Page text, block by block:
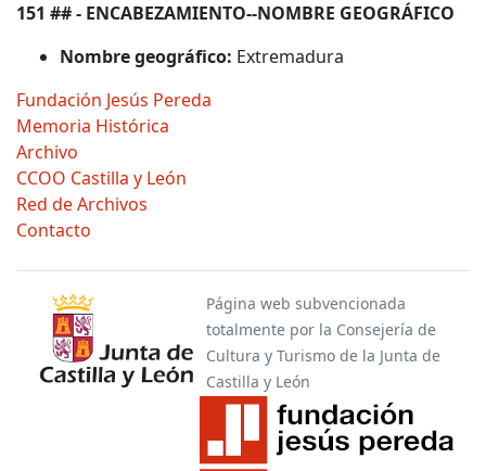
Fundación Jesús Pereda
Memoria Histórica
Archivo
CCOO Castilla y León
Red de Archivos
Contacto
151 ## - ENCABEZAMIENTO--NOMBRE GEOGRÁFICO
Nombre geográfico: Extremadura
Página web subvencionada
totalmente por la Consejería de
Cultura y Turismo de la Junta de
Castilla y León